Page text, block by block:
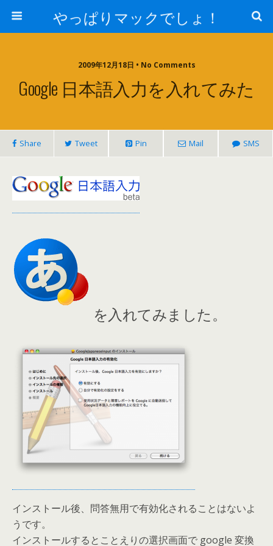
やっぱりマックでしょ！
2009年12月18日 • No Comments
Google 日本語入力を入れてみた
Share Tweet Pin Mail SMS
を入れてみました。
インストール後、問答無用で有効化されることはないよ
うです。
インストールするとことえりの選択画面で google 変換